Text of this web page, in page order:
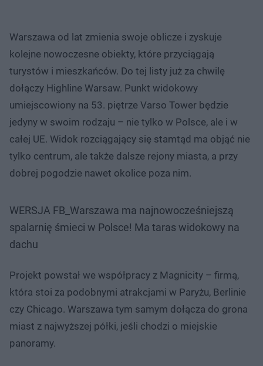
Warszawa od lat zmienia swoje oblicze i zyskuje
kolejne nowoczesne obiekty, które przyciągają
turystów i mieszkańców. Do tej listy już za chwilę
dołączy Highline Warsaw. Punkt widokowy
umiejscowiony na 53. piętrze Varso Tower będzie
jedyny w swoim rodzaju – nie tylko w Polsce, ale i w
całej UE. Widok rozciągający się stamtąd ma objąć nie
tylko centrum, ale także dalsze rejony miasta, a przy
dobrej pogodzie nawet okolice poza nim.
WERSJA FB_Warszawa ma najnowocześniejszą
spalarnię śmieci w Polsce! Ma taras widokowy na
dachu
Projekt powstał we współpracy z Magnicity – firmą,
która stoi za podobnymi atrakcjami w Paryżu, Berlinie
czy Chicago. Warszawa tym samym dołącza do grona
miast z najwyższej półki, jeśli chodzi o miejskie
panoramy.